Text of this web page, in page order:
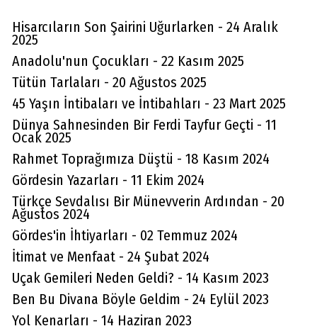
Hisarcıların Son Şairini Uğurlarken - 24 Aralık
2025
Anadolu'nun Çocukları - 22 Kasım 2025
Tütün Tarlaları - 20 Ağustos 2025
45 Yaşın İntibaları ve İntibahları - 23 Mart 2025
Dünya Sahnesinden Bir Ferdi Tayfur Geçti - 11
Ocak 2025
Rahmet Toprağımıza Düştü - 18 Kasım 2024
Gördesin Yazarları - 11 Ekim 2024
Türkçe Sevdalısı Bir Münevverin Ardından - 20
Ağustos 2024
Gördes'in İhtiyarları - 02 Temmuz 2024
İtimat ve Menfaat - 24 Şubat 2024
Uçak Gemileri Neden Geldi? - 14 Kasım 2023
Ben Bu Divana Böyle Geldim - 24 Eylül 2023
Yol Kenarları - 14 Haziran 2023